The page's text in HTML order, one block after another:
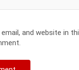
email, and website in